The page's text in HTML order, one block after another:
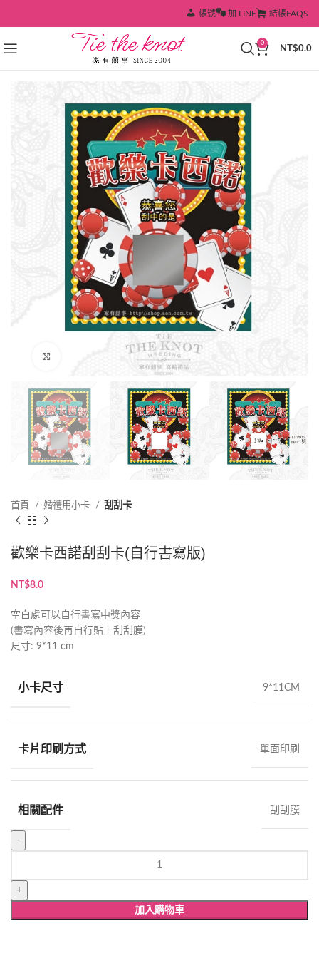
帳號 加 LINE 結帳FAQS
0
NT$0.0
首頁 婚禮用小卡 刮刮卡
歡樂卡西諾刮刮卡(自行書寫版)
NT$8.0
空白處可以自行書寫中獎內容
(書寫內容後再自行貼上刮刮膜)
尺寸: 9*11 cm
小卡尺寸 9*11CM
卡片印刷方式 單面印刷
相關配件 刮刮膜
卡
西
諾
加入購物車